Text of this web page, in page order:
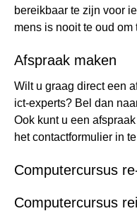
bereikbaar te zijn voor
mens is nooit te oud om
Afspraak maken
Wilt u graag direct een
ict-experts? Bel dan
Ook kunt u een
hetcontactformulier in
Computercursus
Computercursus